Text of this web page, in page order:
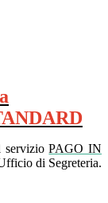
servizio PAGO IN
di Segreteria.